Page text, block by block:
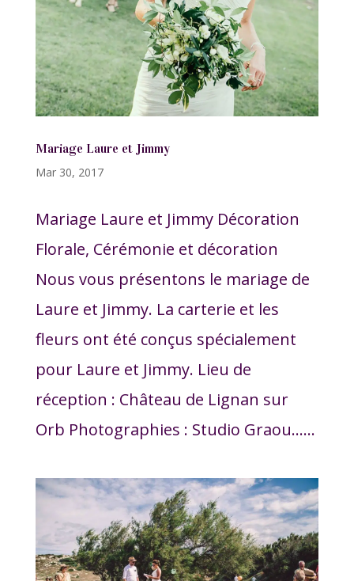
Mariage Laure et Jimmy
Mar 30, 2017
Mariage Laure et Jimmy Décoration
Florale, Cérémonie et décoration
Nous vous présentons le mariage de
Laure et Jimmy. La carterie et les
fleurs ont été conçus spécialement
pour Laure et Jimmy. Lieu de
réception : Château de Lignan sur
Orb Photographies : Studio Graou…...